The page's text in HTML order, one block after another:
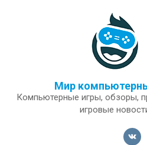
Мир
Компьютерные игры, обзоры,
игровые